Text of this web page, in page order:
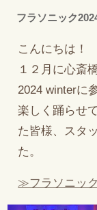
フラソニック
こんにちは！
１２月に心斎
2024 winterに
楽しく踊らせ
た皆様、スタ
た。
≫フラソニッ